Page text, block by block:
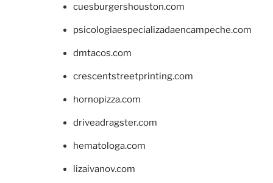
cuesburgershouston.com
psicologiaespecializadaencampeche.com
dmtacos.com
crescentstreetprinting.com
hornopizza.com
driveadragster.com
hematologa.com
lizaivanov.com